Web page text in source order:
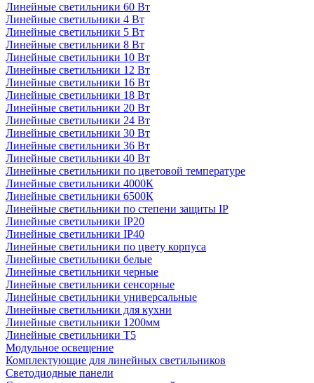
Линейные светильники 60 Вт
Линейные светильники 4 Вт
Линейные светильники 5 Вт
Линейные светильники 8 Вт
Линейные светильники 10 Вт
Линейные светильники 12 Вт
Линейные светильники 16 Вт
Линейные светильники 18 Вт
Линейные светильники 20 Вт
Линейные светильники 24 Вт
Линейные светильники 30 Вт
Линейные светильники 36 Вт
Линейные светильники 40 Вт
Линейные светильники по цветовой температуре
Линейные светильники 4000К
Линейные светильники 6500К
Линейные светильники по степени защиты IP
Линейные светильники IP20
Линейные светильники IP40
Линейные светильники по цвету корпуса
Линейные светильники белые
Линейные светильники черные
Линейные светильники сенсорные
Линейные светильники универсальные
Линейные светильники для кухни
Линейные светильники 1200мм
Линейные светильники Т5
Модульное освещение
Комплектующие для линейных светильников
Светодиодные панели